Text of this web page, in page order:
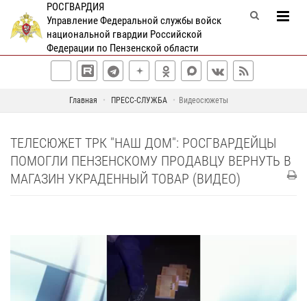
РОСГВАРДИЯ
Управление Федеральной службы войск
национальной гвардии Российской
Федерации по Пензенской области
Главная ПРЕСС-СЛУЖБА Видеосюжеты
ТЕЛЕСЮЖЕТ ТРК "НАШ ДОМ": РОСГВАРДЕЙЦЫ
ПОМОГЛИ ПЕНЗЕНСКОМУ ПРОДАВЦУ ВЕРНУТЬ В
МАГАЗИН УКРАДЕННЫЙ ТОВАР (ВИДЕО)